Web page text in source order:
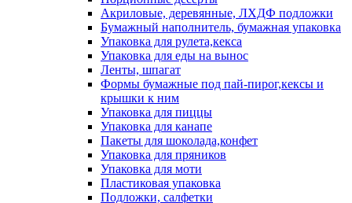
Акриловые, деревянные, ЛХДФ подложки
Бумажный наполнитель, бумажная упаковка
Упаковка для рулета,кекса
Упаковка для еды на вынос
Ленты, шпагат
Формы бумажные под пай-пирог,кексы и
крышки к ним
Упаковка для пиццы
Упаковка для канапе
Пакеты для шоколада,конфет
Упаковка для пряников
Упаковка для моти
Пластиковая упаковка
Подложки, салфетки